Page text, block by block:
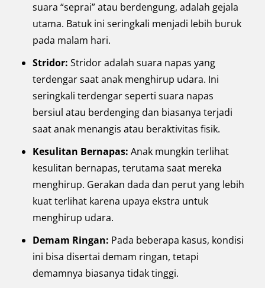
suara “seprai” atau berdengung, adalah gejala
utama. Batuk ini seringkali menjadi lebih buruk
pada malam hari.
Stridor: Stridor adalah suara napas yang
terdengar saat anak menghirup udara. Ini
seringkali terdengar seperti suara napas
bersiul atau berdenging dan biasanya terjadi
saat anak menangis atau beraktivitas fisik.
Kesulitan Bernapas: Anak mungkin terlihat
kesulitan bernapas, terutama saat mereka
menghirup. Gerakan dada dan perut yang lebih
kuat terlihat karena upaya ekstra untuk
menghirup udara.
Demam Ringan: Pada beberapa kasus, kondisi
ini bisa disertai demam ringan, tetapi
demamnya biasanya tidak tinggi.